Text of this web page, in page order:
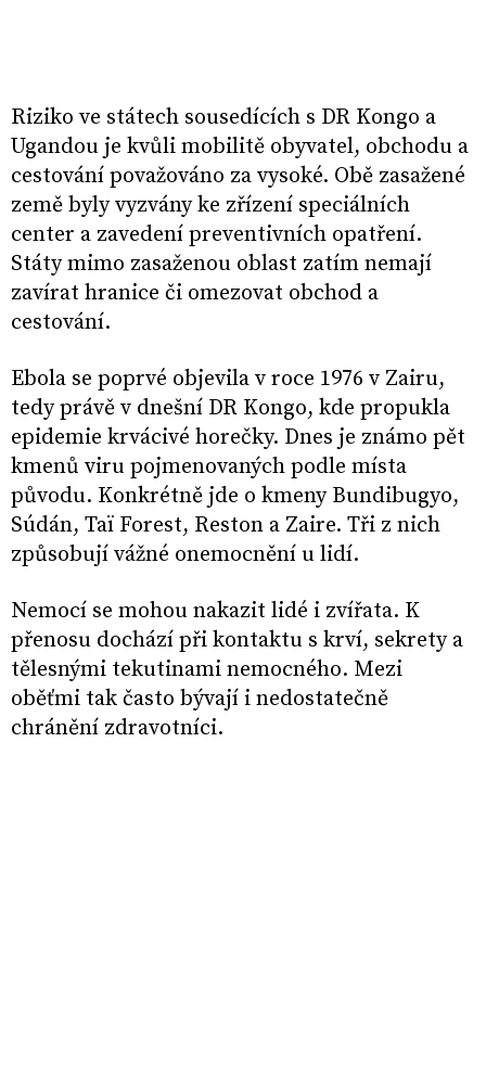
Riziko ve státech sousedících s DR Kongo a
Ugandou je kvůli mobilitě obyvatel, obchodu a
cestování považováno za vysoké. Obě zasažené
země byly vyzvány ke zřízení speciálních
center a zavedení preventivních opatření.
Státy mimo zasaženou oblast zatím nemají
zavírat hranice či omezovat obchod a
cestování.
Ebola se poprvé objevila v roce 1976 v Zairu,
tedy právě v dnešní DR Kongo, kde propukla
epidemie krvácivé horečky. Dnes je známo pět
kmenů viru pojmenovaných podle místa
původu. Konkrétně jde o kmeny Bundibugyo,
Súdán, Taï Forest, Reston a Zaire. Tři z nich
způsobují vážné onemocnění u lidí.
Nemocí se mohou nakazit lidé i zvířata. K
přenosu dochází při kontaktu s krví, sekrety a
tělesnými tekutinami nemocného. Mezi
oběťmi tak často bývají i nedostatečně
chránění zdravotníci.